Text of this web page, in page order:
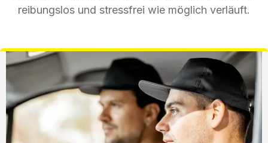
reibungslos und stressfrei wie möglich verläuft.